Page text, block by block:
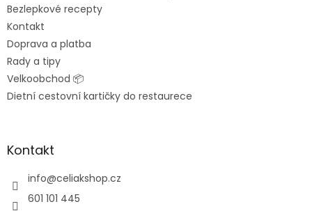
Bezlepkové recepty
Kontakt
Doprava a platba
Rady a tipy
Velkoobchod 📦
Dietní cestovní kartičky do restaurece
Kontakt
info@celiakshop.cz
601 101 445